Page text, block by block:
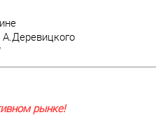
рынке!